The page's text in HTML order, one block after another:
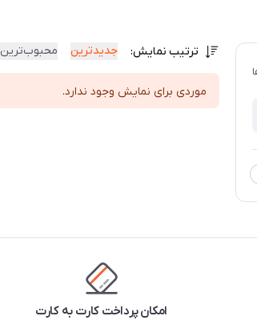
ترتیب نمایش: جدیدترین محبوب‌ترین
موردی برای نمایش وجود ندارد.
امکان پرداخت کارت به کارت